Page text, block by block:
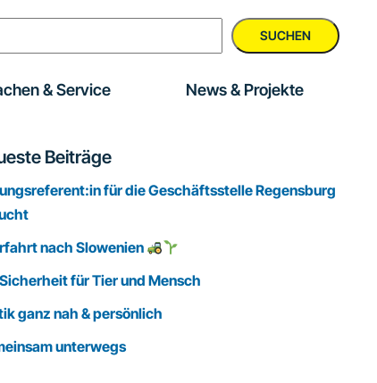
SUCHEN
& Service News & Projekte
Beiträge
für die Geschäftsstelle Regensburg
nach Slowenien
für Tier und Mensch
ganz nah & persönlich
unterwegs